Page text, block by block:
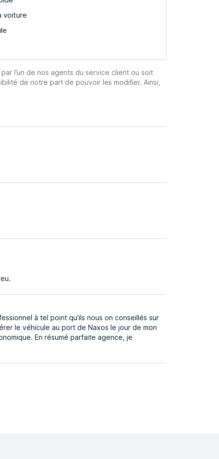
voiture
l’un de nos agents du service client ou soit
de notre part de pouvoir les modifier. Ainsi,
à tel point qu'ils nous on conseillés sur
le véhicule au port de Naxos le jour de mon
En résumé parfaite agence, je